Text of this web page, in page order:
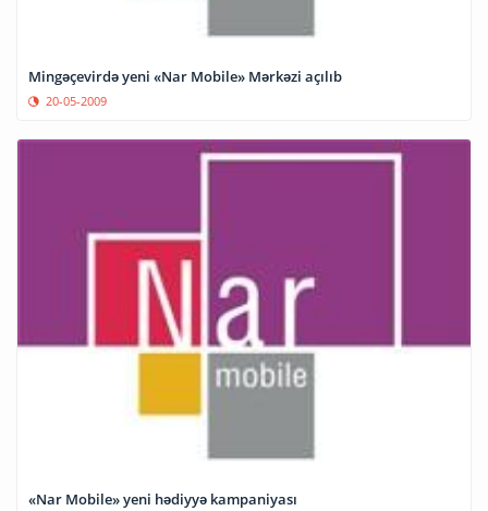
Mingəçevirdə yeni «Nar Mobile» Mərkəzi açılıb
20-05-2009
«Nar Mobile» yeni hədiyyə kampaniyası